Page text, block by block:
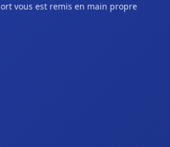
vous est remis en main propre